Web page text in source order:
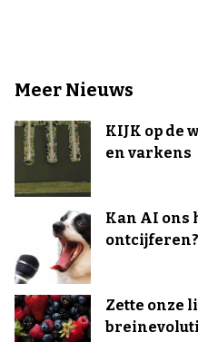
Meer Nieuws
KIJK op de
en varkens
Kan AI ons
ontcijferen?
Zette onze